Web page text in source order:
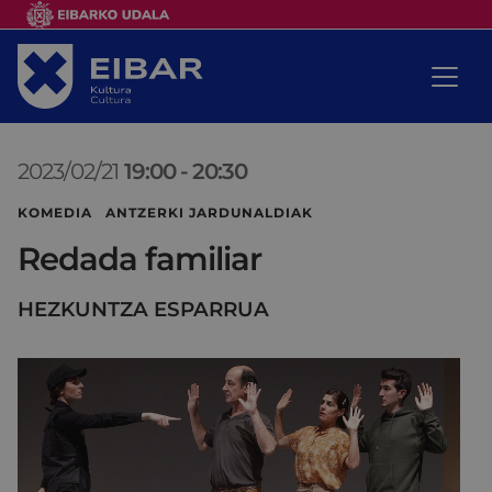
2023/02/21 19:00 -20:30
KOMEDIA ANTZERKI JARDUNALDIAK
Redada familiar
HEZKUNTZA ESPARRUA